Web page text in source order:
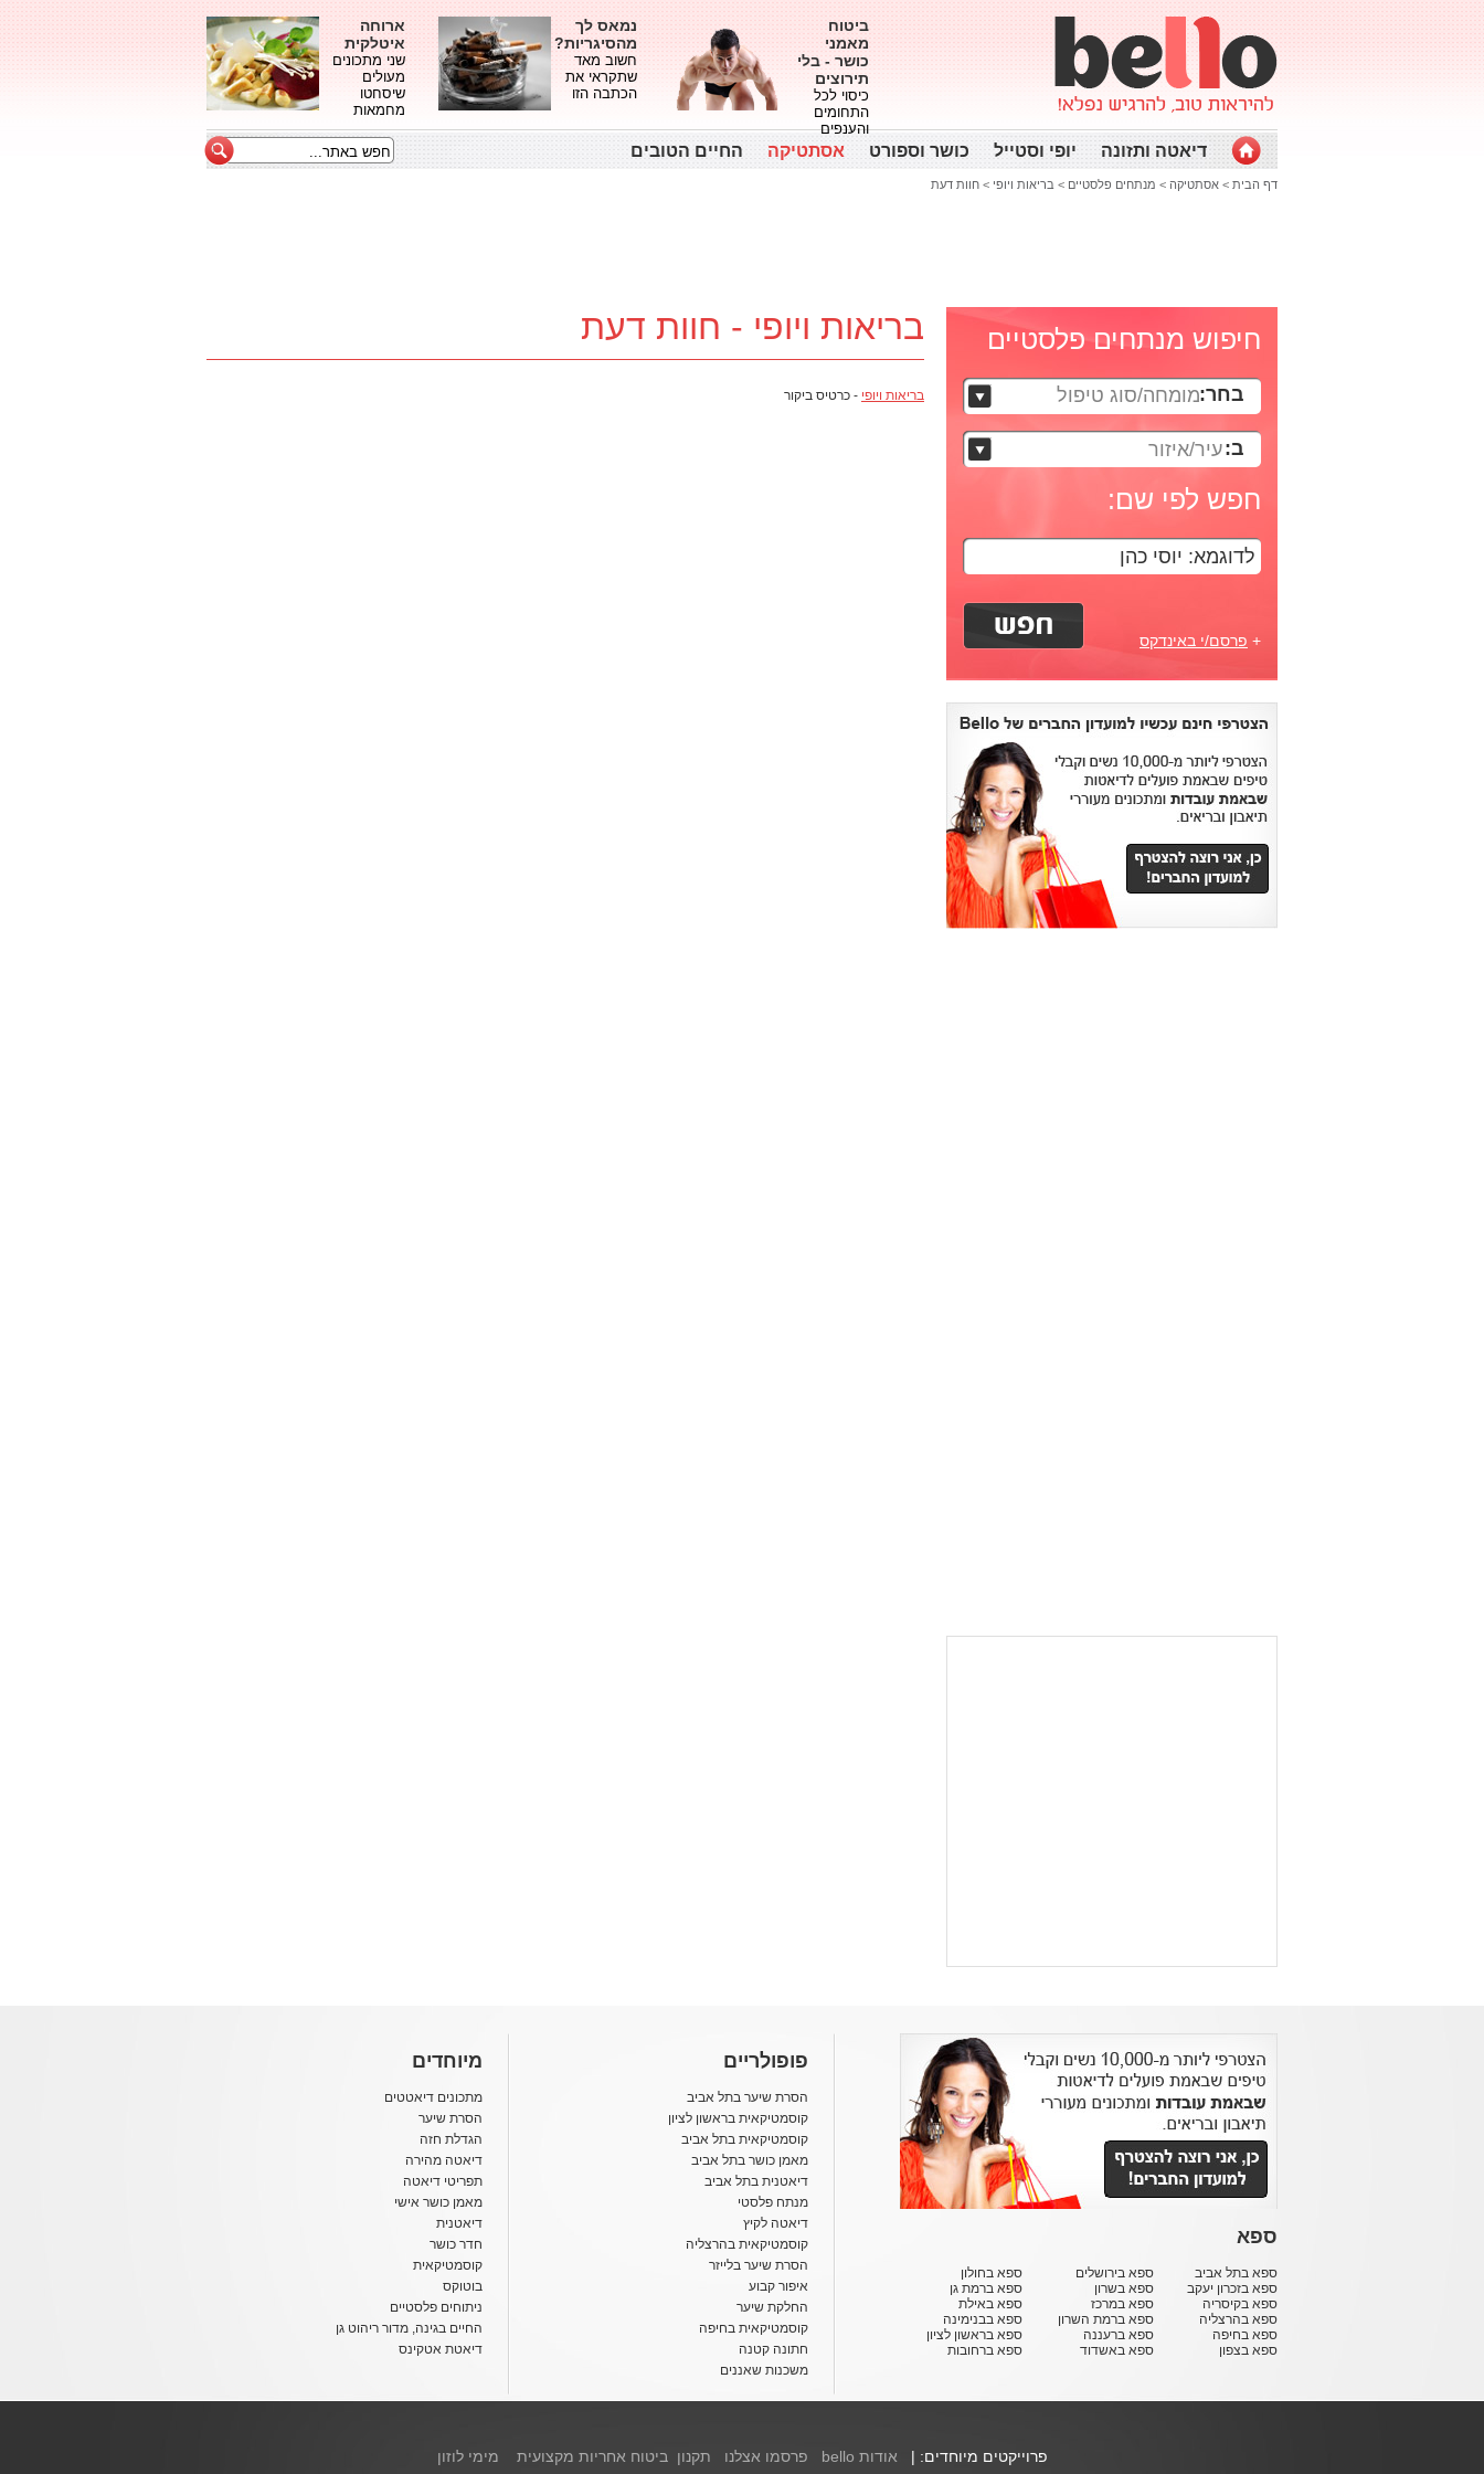
ביטוח
מאמני
כושר - בלי
תירוצים
כיסוי לכל
התחומים
והענפים
נמאס לך
מהסיגריות?
חשוב מאד
שתקראי את
הכתבה הזו
ארוחה
איטלקית
שני מתכונים
מעולים
שיסחטו
מחמאות
דיאטה ותזונה יופי וסטייל כושר וספורט אסתטיקה החיים הטובים
דף הבית > אסתטיקה > מנתחים פלסטיים > בריאות ויופי > חוות דעת
חיפוש מנתחים פלסטיים
בחר:מומחה/סוג טיפול
ב:עיר/איזור
חפש לפי שם:
+ פרסם/י באינדקס
בריאות ויופי - חוות דעת
בריאות ויופי - כרטיס ביקור
ספא
ספא בתל אביב
ספא בזכרון יעקב
ספא בקיסריה
ספא בהרצליה
ספא בחיפה
ספא בצפון
ספא בירושלים
ספא בשרון
ספא במרכז
ספא ברמת השרון
ספא ברעננה
ספא באשדוד
ספא בחולון
ספא ברמת גן
ספא באילת
ספא בבנימינה
ספא בראשון לציון
ספא ברחובות
פופולריים
הסרת שיער בתל אביב
קוסמטיקאית בראשון לציון
קוסמטיקאית בתל אביב
מאמן כושר בתל אביב
דיאטנית בתל אביב
מנתח פלסטי
דיאטה לקיץ
קוסמטיקאית בהרצליה
הסרת שיער בלייזר
איפור קבוע
החלקת שיער
קוסמטיקאית בחיפה
חתונה קטנה
משכנות שאננים
מיוחדים
מתכונים דיאטטים
הסרת שיער
הגדלת חזה
דיאטה מהירה
תפריטי דיאטה
מאמן כושר אישי
דיאטנית
חדר כושר
קוסמטיקאית
בוטוקס
ניתוחים פלסטיים
החיים בגינה, מדור ריהוט גן
דיאטת אטקינס
פרוייקטים מיוחדים: | אודות bello פרסמו אצלנו תקנון ביטוח אחריות מקצועית מימי לוזון